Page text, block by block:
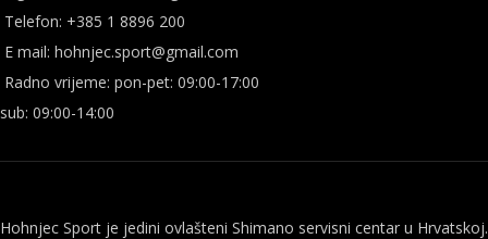
Telefon: +385 1 8896 200
E mail: hohnjec.sport@gmail.com
Radno vrijeme: pon-pet: 09:00-17:00
sub: 09:00-14:00
Hohnjec Sport je jedini ovlašteni Shimano servisni centar u Hrvatskoj.